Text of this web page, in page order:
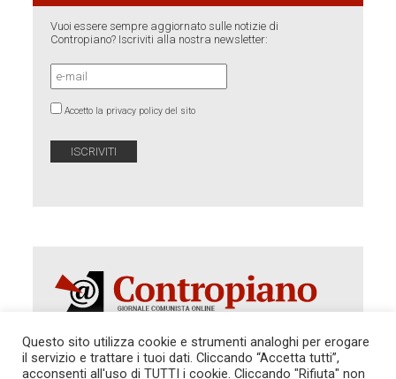
Vuoi essere sempre aggiornato sulle notizie di
Contropiano? Iscriviti alla nostra newsletter:
Accetto la privacy policy del sito
Autorizzazione del Tribunale di Roma 286 del 31
Questo sito utilizza cookie e strumenti analoghi per erogare
il servizio e trattare i tuoi dati. Cliccando “Accetta tutti”,
acconsenti all'uso di TUTTI i cookie. Cliccando "Rifiuta" non